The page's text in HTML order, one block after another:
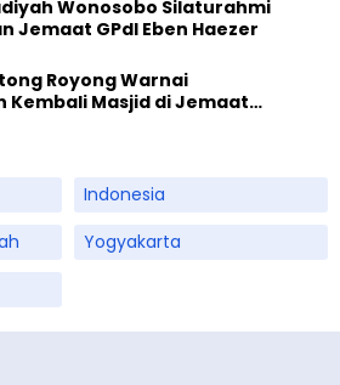
Wonosobo Silaturahmi
Jemaat GPdI Eben Haezer
Royong Warnai
Kembali Masjid di Jemaat
Indonesia
Yogyakarta